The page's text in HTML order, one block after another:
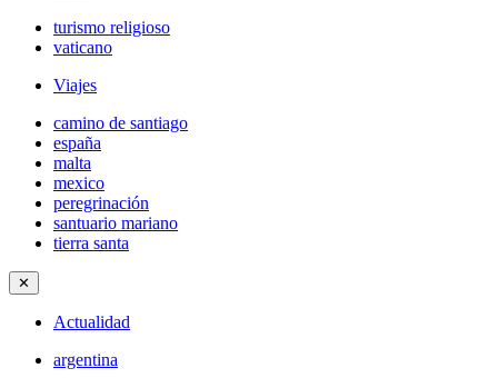
turismo religioso
vaticano
Viajes
camino de santiago
españa
malta
mexico
peregrinación
santuario mariano
tierra santa
✕
Actualidad
argentina